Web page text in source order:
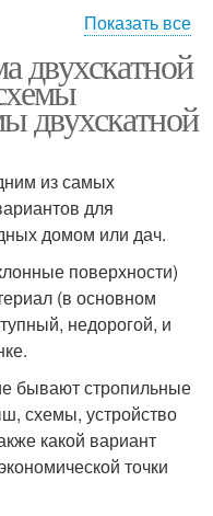
металлочерепицы
Показать все
двухскатной
двухскатной
из самых
для
домом или дач.
поверхности)
(в основном
недорогой, и
бывают стропильные
схемы, устройство
какой вариант
точки